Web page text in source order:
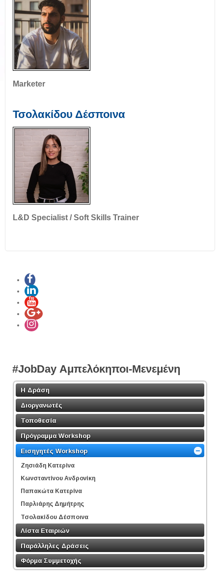
Marketer
Τσολακίδου Δέσποινα
L&D Specialist / Soft Skills Trainer
#JobDay Αμπελόκηποι-Μενεμένη
Η Δράση
Διοργανωτές
Τοποθεσία
Πρόγραμμα Workshop
Εισηγητές Workshop
Ζησιάδη Κατερίνα
Κωνσταντίνου Ανδρονίκη
Παπακώτα Κατερίνα
Παρλιάρης Δημήτρης
Τσολακίδου Δέσποινα
Λίστα Εταιριών
Παράλληλες Δράσεις
Φόρμα Συμμετοχής